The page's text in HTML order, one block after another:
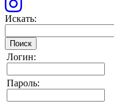
Искать:
Поиск
Логин:
Пароль: